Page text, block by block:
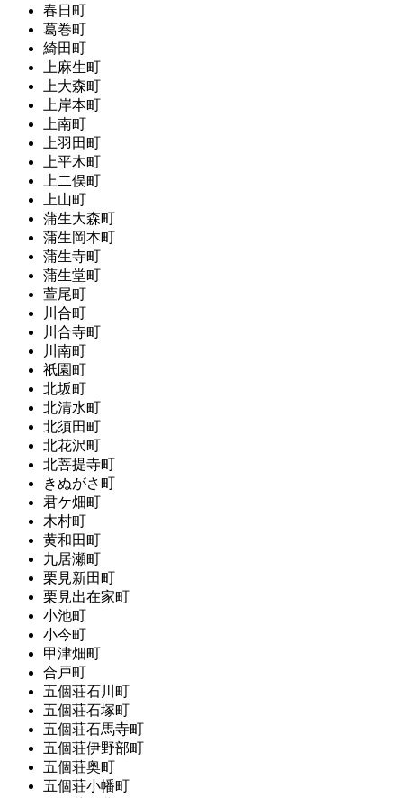
春日町
葛巻町
綺田町
上麻生町
上大森町
上岸本町
上南町
上羽田町
上平木町
上二俣町
上山町
蒲生大森町
蒲生岡本町
蒲生寺町
蒲生堂町
萱尾町
川合町
川合寺町
川南町
祇園町
北坂町
北清水町
北須田町
北花沢町
北菩提寺町
きぬがさ町
君ケ畑町
木村町
黄和田町
九居瀬町
栗見新田町
栗見出在家町
小池町
小今町
甲津畑町
合戸町
五個荘石川町
五個荘石塚町
五個荘石馬寺町
五個荘伊野部町
五個荘奥町
五個荘小幡町